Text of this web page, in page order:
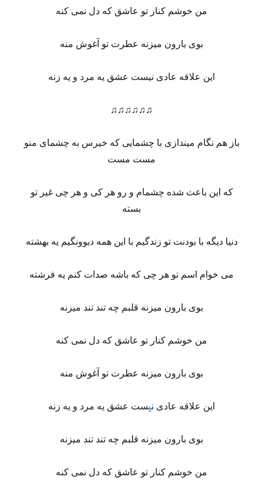
من خوشم کنار تو عاشق که دل نمی کنه
بوی بارون میزنه عطرت تو آغوش منه
این علاقه عادی نیست عشق یه مرد و یه زنه
♫♫♫♫♫♫
باز هم نگام میندازی با چشمایی که خیرس به چشمای منو
مست مست
که این باعث شده چشمام و رو هر کی و هر چی غیر تو
بسته
دنیا دیگه با بودنت تو زندگیم با این همه دیوونگیم یه بهشته
می خوام اسم تو هر چی که باشه صدات کنم یه فرشته
بوی بارون میزنه قلبم چه تند تند میزنه
من خوشم کنار تو عاشق که دل نمی کنه
بوی بارون میزنه عطرت تو آغوش منه
این علاقه عادی نیست عشق یه مرد و یه زنه
بوی بارون میزنه قلبم چه تند تند میزنه
من خوشم کنار تو عاشق که دل نمی کنه